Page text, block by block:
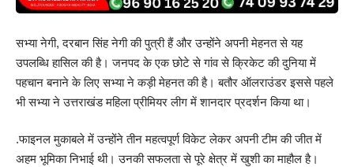
सभ्या नेगी, दरबान सिंह नेगी की पुत्री हैं और उन्होंने अपनी मेहनत से यह
उपलब्धि हासिल की है। जनपद के एक छोटे से गांव से क्रिकेट की दुनिया में
पहचान बनाने के लिए सभ्या ने कड़ी मेहनत की है। बतौर ऑलराउंडर इससे पहले
भी सभ्या ने उत्तराखंड महिला प्रीमियर लीग में शानदार प्रदर्शन किया था।
.फाइनल मुकाबले में उन्होंने तीन महत्वपूर्ण विकेट लेकर अपनी टीम की जीत में
अहम भूमिका निभाई थी। उनकी सफलता से पूरे क्षेत्र में खुशी का माहौल है।